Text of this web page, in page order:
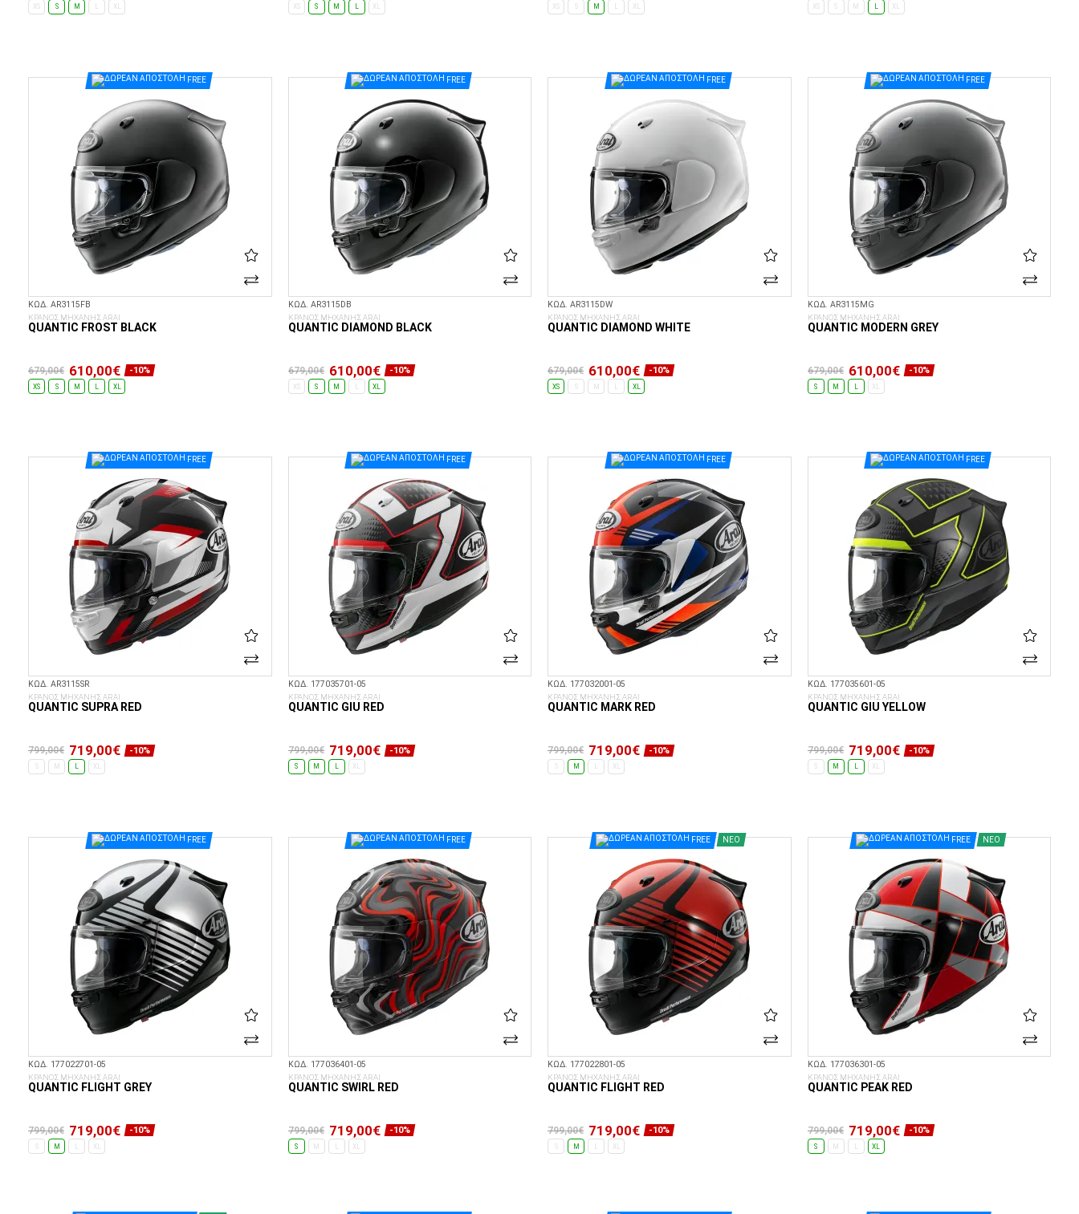
XS S M XL XS S M L XL XS S M XL XS S L XL
FREE
ΚΩΔ. AR3115FB
ΚΡΑΝΟΣ ΜΗΧΑΝΗΣ ARAI
QUANTIC FROST BLACK
679,00€ 610,00€ -10%
XS S M XL
FREE
ΚΩΔ. AR3115DB
ΚΡΑΝΟΣ ΜΗΧΑΝΗΣ ARAI
QUANTIC DIAMOND BLACK
679,00€ 610,00€ -10%
XS S M XL
FREE
ΚΩΔ. AR3115DW
ΚΡΑΝΟΣ ΜΗΧΑΝΗΣ ARAI
QUANTIC DIAMOND WHITE
679,00€ 610,00€ -10%
XS S XL
FREE
ΚΩΔ. AR3115MG
ΚΡΑΝΟΣ ΜΗΧΑΝΗΣ ARAI
QUANTIC MODERN GREY
679,00€ 610,00€ -10%
S M XL
FREE
ΚΩΔ. AR3115SR
ΚΡΑΝΟΣ ΜΗΧΑΝΗΣ ARAI
QUANTIC SUPRA RED
799,00€ 719,00€ -10%
S L XL
FREE
ΚΩΔ. 177035701-05
ΚΡΑΝΟΣ ΜΗΧΑΝΗΣ ARAI
QUANTIC GIU RED
799,00€ 719,00€ -10%
S M L XL
FREE
ΚΩΔ. 177032001-05
ΚΡΑΝΟΣ ΜΗΧΑΝΗΣ ARAI
QUANTIC MARK RED
799,00€ 719,00€ -10%
S M XL
FREE
ΚΩΔ. 177035601-05
ΚΡΑΝΟΣ ΜΗΧΑΝΗΣ ARAI
QUANTIC GIU YELLOW
799,00€ 719,00€ -10%
S M L XL
FREE
ΚΩΔ. 177022701-05
ΚΡΑΝΟΣ ΜΗΧΑΝΗΣ ARAI
QUANTIC FLIGHT GREY
799,00€ 719,00€ -10%
S M XL
FREE
ΚΩΔ. 177036401-05
ΚΡΑΝΟΣ ΜΗΧΑΝΗΣ ARAI
QUANTIC SWIRL RED
799,00€ 719,00€ -10%
S XL
FREE ΝΈΟ
ΚΩΔ. 177022801-05
ΚΡΑΝΟΣ ΜΗΧΑΝΗΣ ARAI
QUANTIC FLIGHT RED
799,00€ 719,00€ -10%
S M XL
FREE ΝΈΟ
ΚΩΔ. 177036301-05
ΚΡΑΝΟΣ ΜΗΧΑΝΗΣ ARAI
QUANTIC PEAK RED
799,00€ 719,00€ -10%
S XL